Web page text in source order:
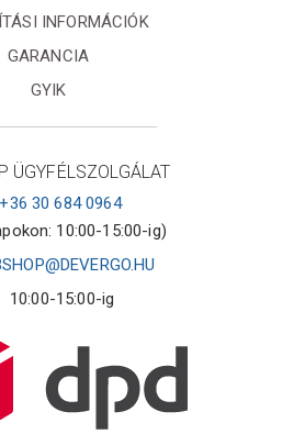
INFORMÁCIÓK
GARANCIA
GYIK
ÜGYFÉLSZOLGÁLAT
+36 30 684 0964
10:00-15:00-ig)
10:00-15:00-ig